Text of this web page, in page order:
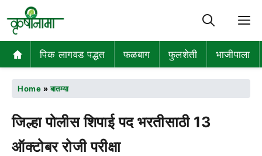
पिक लागवड पद्धत फळबाग फुलशेती भाजीपाला
Home »बातम्या
जिल्हा पोलीस शिपाई पद भरतीसाठी 13
ऑक्टोबर रोजी परीक्षा